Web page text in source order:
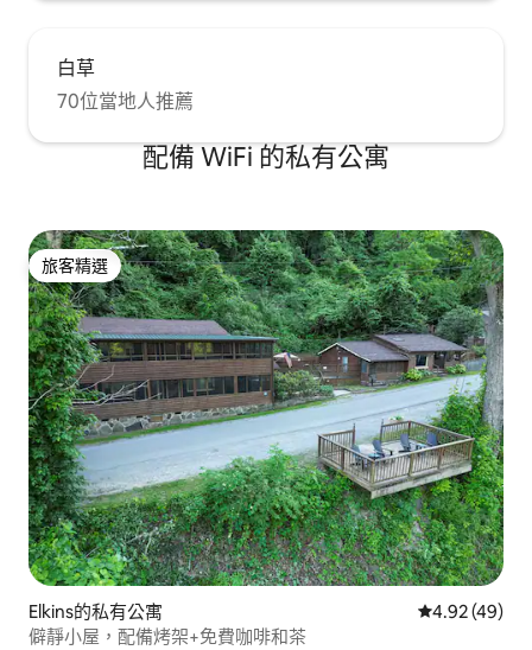
白草
70位當地人推薦
配備 WiFi 的私有公寓
旅客精選
旅客精選
Elkins的私有公寓 從 49 則評價
4.92 (49)
僻靜小屋，配備烤架+免費咖啡和茶